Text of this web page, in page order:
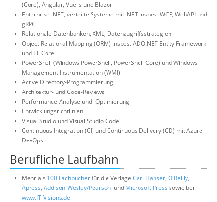
(Core), Angular, Vue.js und Blazor
Enterprise .NET, verteilte Systeme mit .NET insbes. WCF, WebAPI und
gRPC
Relationale Datenbanken, XML, Datenzugriffsstrategien
Object Relational Mapping (ORM) insbes. ADO.NET Entity Framework
und EF Core
PowerShell (Windows PowerShell, PowerShell Core) und Windows
Management Instrumentation (WMI)
Active Directory-Programmierung
Architektur- und Code-Reviews
Performance-Analyse und -Optimierung
Entwicklungsrichtlinien
Visual Studio und Visual Studio Code
Continuous Integration (CI) und Continuous Delivery (CD) mit Azure
DevOps
Berufliche Laufbahn
Mehr als 100 Fachbücherfür die Verlage Carl Hanser, O'Reilly,
Apress, Addison-Wesley/Pearson und Microsoft Press sowie bei
www.IT-Visions.de